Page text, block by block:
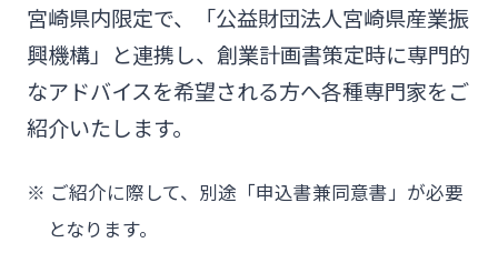
宮崎県内限定で、「公益財団法人宮崎県産業振
興機構」と連携し、創業計画書策定時に専門的
なアドバイスを希望される方へ各種専門家をご
紹介いたします。
※ ご紹介に際して、別途「申込書兼同意書」が必要
となります。